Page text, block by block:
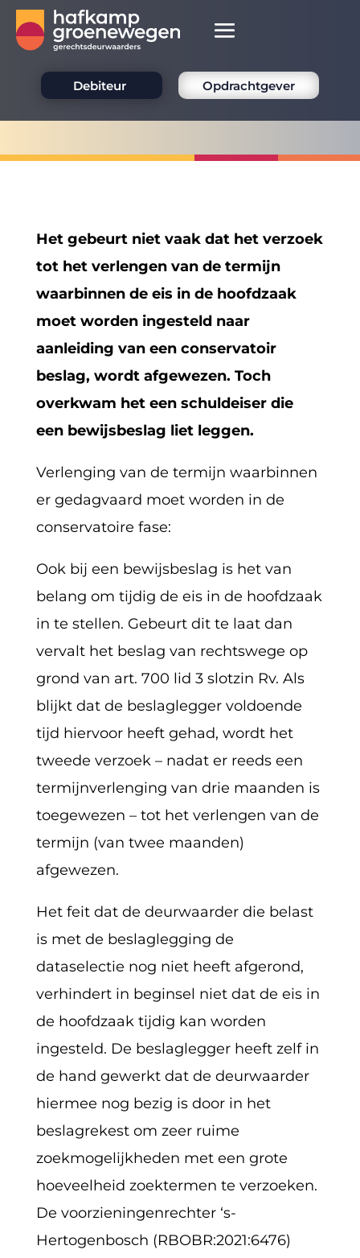
Debiteur Opdrachtgever
Het gebeurt niet vaak dat het verzoek
tot het verlengen van de termijn
waarbinnen de eis in de hoofdzaak
moet worden ingesteld naar
aanleiding van een conservatoir
beslag, wordt afgewezen. Toch
overkwam het een schuldeiser die
een bewijsbeslag liet leggen.
Verlenging van de termijn waarbinnen
er gedagvaard moet worden in de
conservatoire fase:
Ook bij een bewijsbeslag is het van
belang om tijdig de eis in de hoofdzaak
in te stellen. Gebeurt dit te laat dan
vervalt het beslag van rechtswege op
grond van art. 700 lid 3 slotzin Rv. Als
blijkt dat de beslaglegger voldoende
tijd hiervoor heeft gehad, wordt het
tweede verzoek – nadat er reeds een
termijnverlenging van drie maanden is
toegewezen – tot het verlengen van de
termijn (van twee maanden)
afgewezen.
Het feit dat de deurwaarder die belast
is met de beslaglegging de
dataselectie nog niet heeft afgerond,
verhindert in beginsel niet dat de eis in
de hoofdzaak tijdig kan worden
ingesteld. De beslaglegger heeft zelf in
de hand gewerkt dat de deurwaarder
hiermee nog bezig is door in het
beslagrekest om zeer ruime
zoekmogelijkheden met een grote
hoeveelheid zoektermen te verzoeken.
De voorzieningenrechter ‘s-
Hertogenbosch (RBOBR:2021:6476)